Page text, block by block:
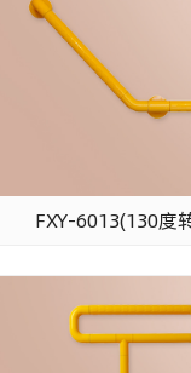
FXY-6013(130度